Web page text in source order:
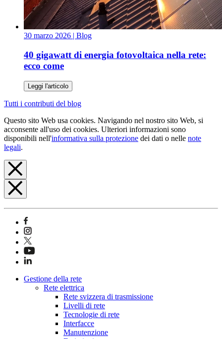
30 marzo 2026 | Blog
40 gigawatt di energia fotovoltaica nella rete:
ecco come
Leggi l'articolo
Tutti i contributi del blog
Questo sito Web usa cookies. Navigando nel nostro sito Web, si
acconsente all'uso dei cookies. Ulteriori informazioni sono
disponibili nell'informativa sulla protezione dei dati o nelle note
legali.
Gestione della rete
Rete elettrica
Rete svizzera di trasmissione
Livelli di rete
Tecnologie di rete
Interfacce
Manutenzione